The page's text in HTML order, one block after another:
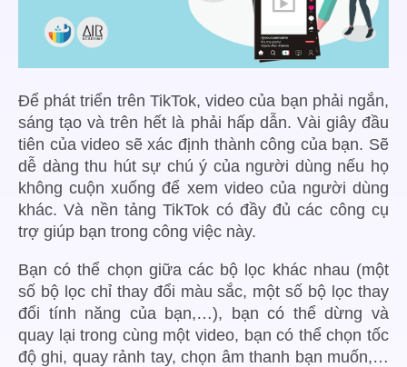
Để phát triển trên TikTok, video của bạn phải ngắn,
sáng tạo và trên hết là phải hấp dẫn. Vài giây đầu
tiên của video sẽ xác định thành công của bạn. Sẽ
dễ dàng thu hút sự chú ý của người dùng nếu họ
không cuộn xuống để xem video của người dùng
khác. Và nền tảng TikTok có đầy đủ các công cụ
trợ giúp bạn trong công việc này.
Bạn có thể chọn giữa các bộ lọc khác nhau (một
số bộ lọc chỉ thay đổi màu sắc, một số bộ lọc thay
đổi tính năng của bạn,…), bạn có thể dừng và
quay lại trong cùng một video, bạn có thể chọn tốc
độ ghi, quay rảnh tay, chọn âm thanh bạn muốn,…